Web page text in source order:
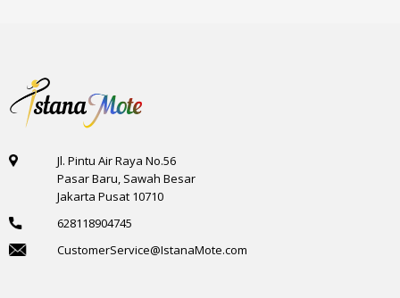
Jl. Pintu Air Raya No.56
Pasar Baru, Sawah Besar
Jakarta Pusat 10710
628118904745
CustomerService@IstanaMote.com